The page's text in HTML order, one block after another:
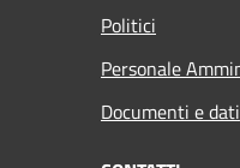
Politici
Personale
Documenti e dati